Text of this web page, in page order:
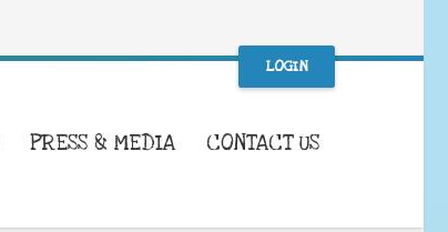
LOGIN
PRESS & MEDIA CONTACT US